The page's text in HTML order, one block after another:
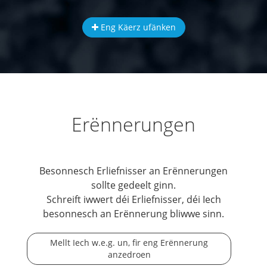
Eng Käerz ufänken
Erënnerungen
Besonnesch Erliefnisser an Erënnerungen
sollte gedeelt ginn.
Schreift iwwert déi Erliefnisser, déi Iech
besonnesch an Erënnerung bliwwe sinn.
Mellt Iech w.e.g. un, fir eng Erënnerung
anzedroen